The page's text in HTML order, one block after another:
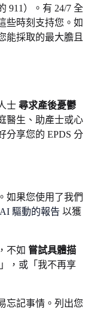
911）。有 24/7 全
些時刻支持您。如
能採取的最大膽且
士 尋求產後憂鬱
醫生、助產士或心
分享您的 EPDS 分
如果您使用了我們
AI 驅動的報告 以獲
不如 嘗試具體描
，或「我不再享
忘記事情。列出您